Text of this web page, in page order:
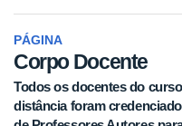
PÁGINA
Corpo Docente
Todos os docentes do
distância foram